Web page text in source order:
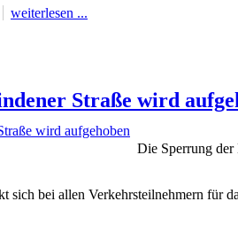
weiterlesen ...
Straße wird
Die Sperrung
sich bei allen Verkehrsteilnehmern für